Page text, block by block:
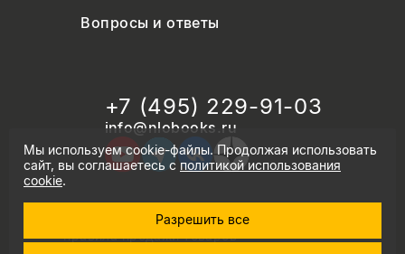
Вопросы и ответы
+7 (495) 229-91-03
info@nlobooks.ru
© Новое литературное обозрение. 2026
правила продажи товаров
Мы используем cookie-файлы. Продолжая использовать
сайт, вы соглашаетесь сполитикой использования
cookie.
Разрешить все